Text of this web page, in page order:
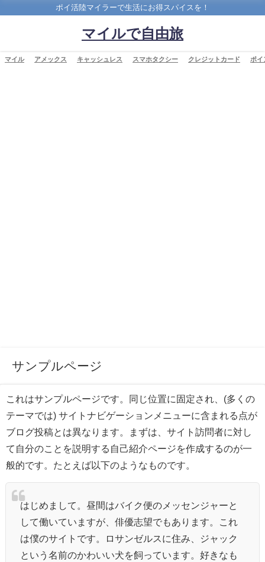
ポイ活陸マイラーで生活にお得スパイスを！
マイルで自由旅
マイル アメックス キャッシュレス スマホタクシー クレジットカード ポイ
サンプルページ
これはサンプルページです。同じ位置に固定され、(多くの
テーマでは) サイトナビゲーションメニューに含まれる点が
ブログ投稿とは異なります。まずは、サイト訪問者に対し
て自分のことを説明する自己紹介ページを作成するのが一
般的です。たとえば以下のようなものです。
はじめまして。昼間はバイク便のメッセンジャーと
して働いていますが、俳優志望でもあります。これ
は僕のサイトです。ロサンゼルスに住み、ジャック
という名前のかわいい犬を飼っています。好きなも